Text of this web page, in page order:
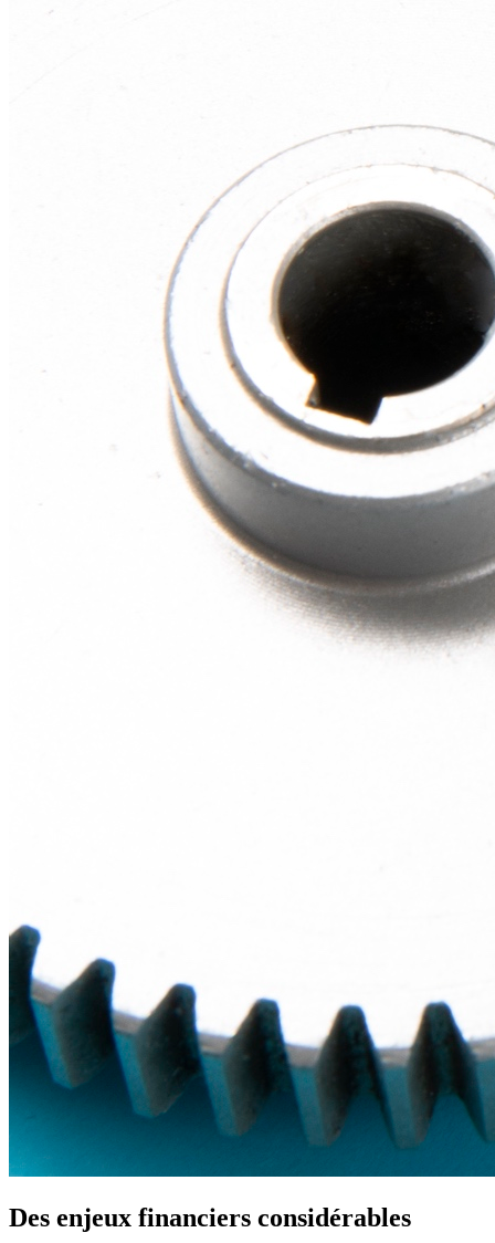
Des enjeux financiers considérables